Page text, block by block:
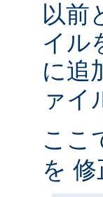
以前
イル
に追
ァイ
ここ
を